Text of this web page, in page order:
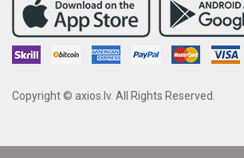
Copyright © axios.lv. All Rights Reserved.